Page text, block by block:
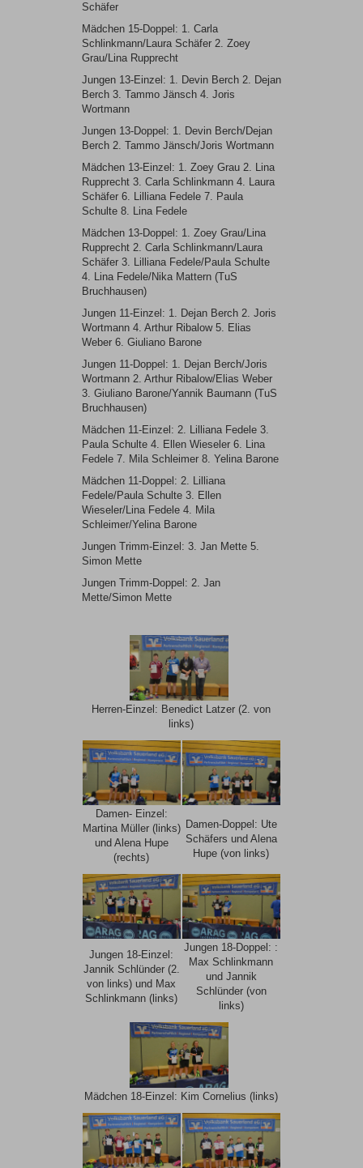
Schäfer
Mädchen 15-Doppel: 1. Carla
Schlinkmann/Laura Schäfer 2. Zoey
Grau/Lina Rupprecht
Jungen 13-Einzel: 1. Devin Berch 2. Dejan
Berch 3. Tammo Jänsch 4. Joris
Wortmann
Jungen 13-Doppel: 1. Devin Berch/Dejan
Berch 2. Tammo Jänsch/Joris Wortmann
Mädchen 13-Einzel: 1. Zoey Grau 2. Lina
Rupprecht 3. Carla Schlinkmann 4. Laura
Schäfer 6. Lilliana Fedele 7. Paula
Schulte 8. Lina Fedele
Mädchen 13-Doppel: 1. Zoey Grau/Lina
Rupprecht 2. Carla Schlinkmann/Laura
Schäfer 3. Lilliana Fedele/Paula Schulte
4. Lina Fedele/Nika Mattern (TuS
Bruchhausen)
Jungen 11-Einzel: 1. Dejan Berch 2. Joris
Wortmann 4. Arthur Ribalow 5. Elias
Weber 6. Giuliano Barone
Jungen 11-Doppel: 1. Dejan Berch/Joris
Wortmann 2. Arthur Ribalow/Elias Weber
3. Giuliano Barone/Yannik Baumann (TuS
Bruchhausen)
Mädchen 11-Einzel: 2. Lilliana Fedele 3.
Paula Schulte 4. Ellen Wieseler 6. Lina
Fedele 7. Mila Schleimer 8. Yelina Barone
Mädchen 11-Doppel: 2. Lilliana
Fedele/Paula Schulte 3. Ellen
Wieseler/Lina Fedele 4. Mila
Schleimer/Yelina Barone
Jungen Trimm-Einzel: 3. Jan Mette 5.
Simon Mette
Jungen Trimm-Doppel: 2. Jan
Mette/Simon Mette
Herren-Einzel: Benedict Latzer (2. von
links)
Damen- Einzel:
Martina Müller (links)
und Alena Hupe
(rechts)
Damen-Doppel: Ute
Schäfers und Alena
Hupe (von links)
Jungen 18-Einzel:
Jannik Schlünder (2.
von links) und Max
Schlinkmann (links)
Jungen 18-Doppel: :
Max Schlinkmann
und Jannik
Schlünder (von
links)
Mädchen 18-Einzel: Kim Cornelius (links)